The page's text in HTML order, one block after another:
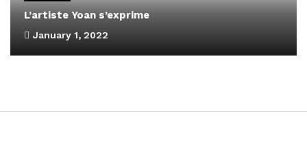
L’artiste Yoan s’exprime
January 1, 2022